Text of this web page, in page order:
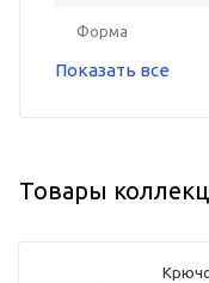
Форма
Показать все
Товары